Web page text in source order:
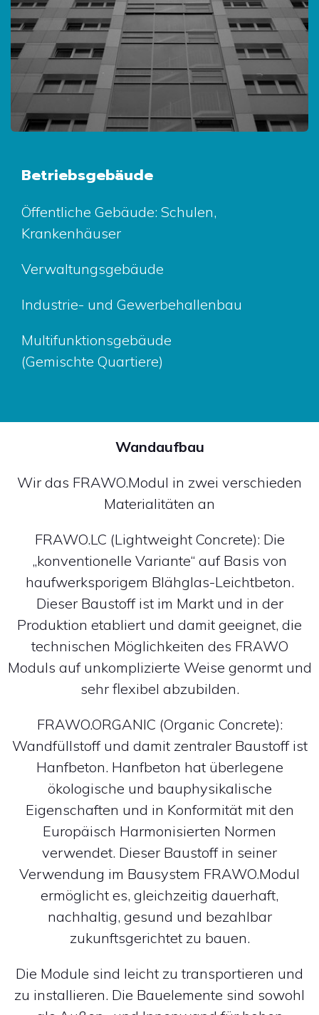
Betriebsgebäude
Öffentliche Gebäude: Schulen,
Krankenhäuser
Verwaltungsgebäude
Industrie- und Gewerbehallenbau
Multifunktionsgebäude
(Gemischte Quartiere)
Wandaufbau
Wir das FRAWO.Modul in zwei verschieden
Materialitäten an
FRAWO.LC (Lightweight Concrete): Die
„konventionelle Variante“ auf Basis von
haufwerksporigem Blähglas-Leichtbeton.
Dieser Baustoff ist im Markt und in der
Produktion etabliert und damit geeignet, die
technischen Möglichkeiten des FRAWO
Moduls auf unkomplizierte Weise genormt und
sehr flexibel abzubilden.
FRAWO.ORGANIC (Organic Concrete):
Wandfüllstoff und damit zentraler Baustoff ist
Hanfbeton. Hanfbeton hat überlegene
ökologische und bauphysikalische
Eigenschaften und in Konformität mit den
Europäisch Harmonisierten Normen
verwendet. Dieser Baustoff in seiner
Verwendung im Bausystem FRAWO.Modul
ermöglicht es, gleichzeitig dauerhaft,
nachhaltig, gesund und bezahlbar
zukunftsgerichtet zu bauen.
Die Module sind leicht zu transportieren und
zu installieren. Die Bauelemente sind sowohl